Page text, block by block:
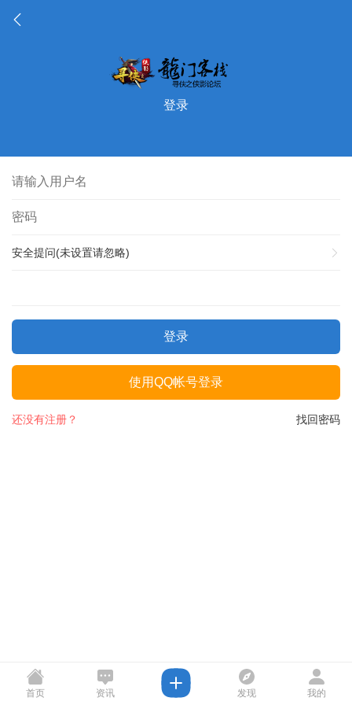
登录
安全提问(未设置请忽略)
登录
使用QQ帐号登录
找回密码
还没有注册？
首页 资讯 发现 我的